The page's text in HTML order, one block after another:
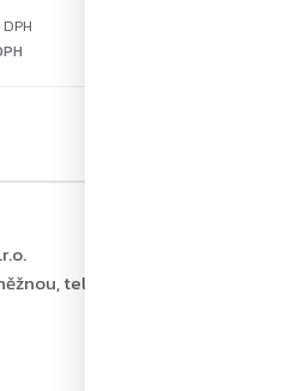
tel.: +420 226 806 200